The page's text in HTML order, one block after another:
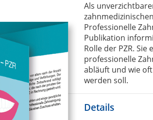
Als
Professionelle
Publikation
Rolle der PZR. Sie
professionelle
abläuft und wie
werden soll.
Details